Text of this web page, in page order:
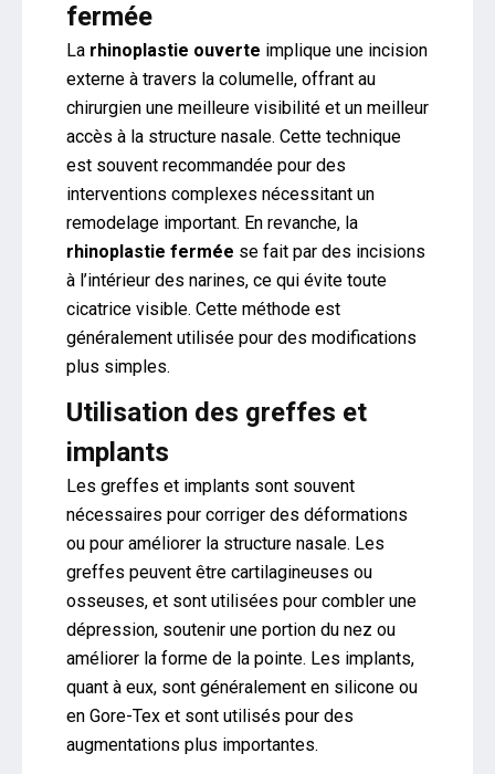
fermée
La rhinoplastie ouverte implique une incision
externe à travers la columelle, offrant au
chirurgien une meilleure visibilité et un meilleur
accès à la structure nasale. Cette technique
est souvent recommandée pour des
interventions complexes nécessitant un
remodelage important. En revanche, la
rhinoplastie fermée se fait par des incisions
à l’intérieur des narines, ce qui évite toute
cicatrice visible. Cette méthode est
généralement utilisée pour des modifications
plus simples.
Utilisation des greffes et
implants
Les greffes et implants sont souvent
nécessaires pour corriger des déformations
ou pour améliorer la structure nasale. Les
greffes peuvent être cartilagineuses ou
osseuses, et sont utilisées pour combler une
dépression, soutenir une portion du nez ou
améliorer la forme de la pointe. Les implants,
quant à eux, sont généralement en silicone ou
en Gore-Tex et sont utilisés pour des
augmentations plus importantes.